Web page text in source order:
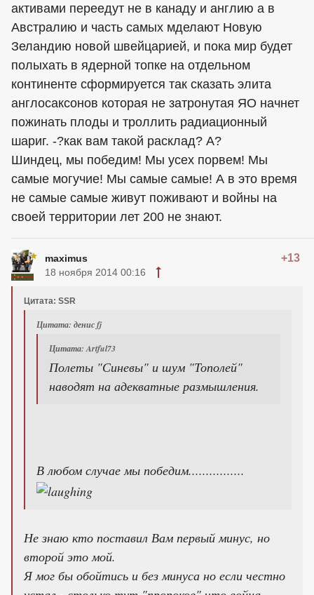
активами переедут не в канаду и англию а в
Австралию и часть самых мделают Новую
Зеландию новой швейцарией, и пока мир будет
полыхать в ядерной топке на отдельном
континенте сформируется так сказать элита
англосаксонов которая не затронутая ЯО начнет
пожинать плоды и троллить радиационный
шариг. -?как вам такой расклад? А?
Шиндец, мы победим! Мы усех порвем! Мы
самые могучие! Мы самые самые! А в это время
не самые самые живут поживают и войны на
своей территории лет 200 не знают.
maximus +13
18 ноября 2014 00:16
Цитата: SSR
Цитата: денис fj
Цитата: Artful73
Полеты "Синевы" и шум "Тополей"
наводят на адекватные размышления.
В любом случае мы победим................
Не знаю кто поставил Вам первый минус, но
второй это мой.
Я мог бы обойтись и без минуса но если честно